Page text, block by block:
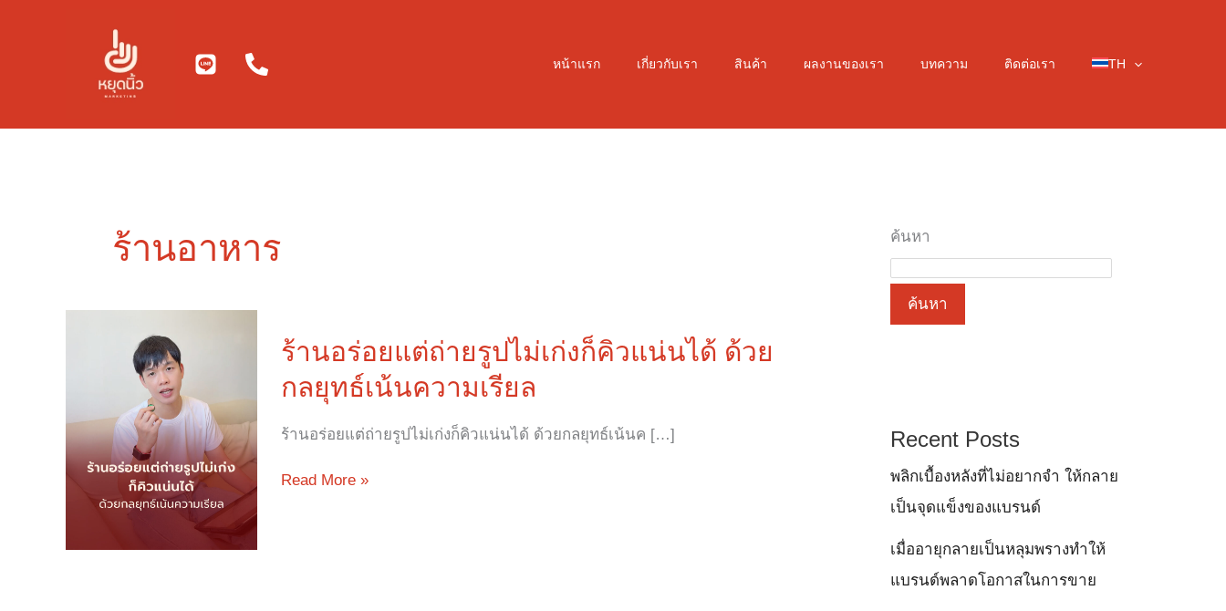
หน้าแรก เกี่ยวกับเรา สินค้า ผลงานของเรา บทความ ติดต่อเรา TH
ร้านอาหาร
ร้านอร่อยแต่ถ่ายรูปไม่เก่งก็คิวแน่นได้ ด้วย
กลยุทธ์เน้นความเรียล
ร้านอร่อยแต่ถ่ายรูปไม่เก่งก็คิวแน่นได้ ด้วยกลยุทธ์เน้นค […]
อร่อย
แต่
ถ่าย
ไม่
ก็Read More »
ค้นหา
ค้นหา
Recent Posts
พลิกเบื้องหลังที่ไม่อยากจำ ให้กลาย
เป็นจุดแข็งของแบรนด์
เมื่ออายุกลายเป็นหลุมพรางทำให้
แบรนด์พลาดโอกาสในการขาย